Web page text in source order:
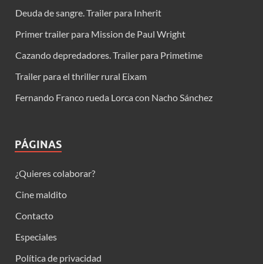
Deuda de sangre. Trailer para Inherit
Primer trailer para Mission de Paul Wright
Cazando depredadores. Trailer para Primetime
Trailer para el thriller rural Eixam
Fernando Franco rueda Lorca con Nacho Sánchez
PÁGINAS
¿Quieres colaborar?
Cine maldito
Contacto
Especiales
Política de privacidad